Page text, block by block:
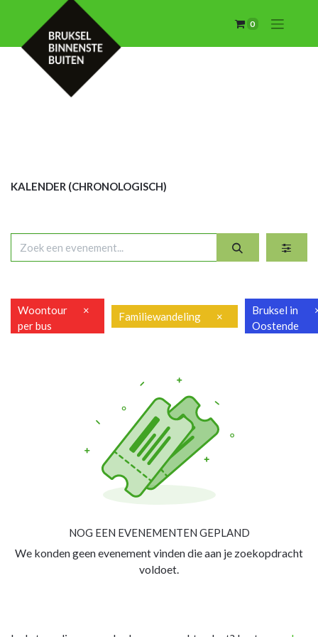
0
KALENDER (CHRONOLOGISCH)
Woontour
per bus
× Familiewandeling ×
Bruksel in
Oostende
NOG EEN EVENEMENTEN GEPLAND
We konden geen evenement vinden die aan je zoekopdracht
voldoet.